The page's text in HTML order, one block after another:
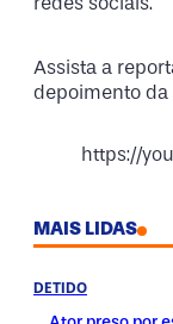
Assista a
depoimento da
https://
MAIS LIDAS
DETIDO